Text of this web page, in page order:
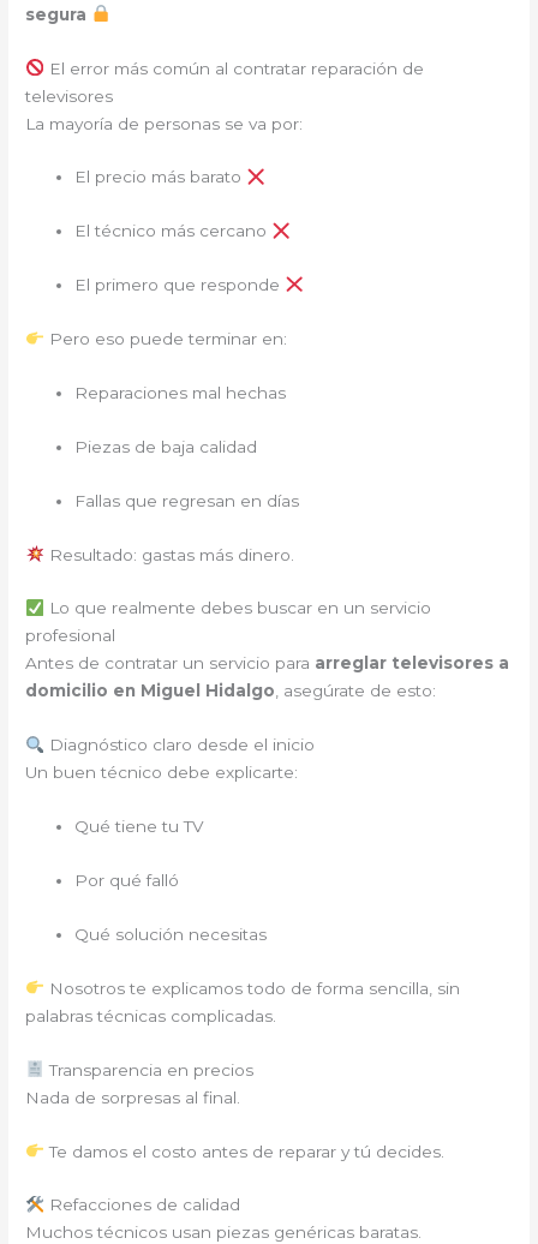
segura
El error más común al contratar reparación de
televisores
La mayoría de personas se va por:
El precio más barato
El técnico más cercano
El primero que responde
Pero eso puede terminar en:
Reparaciones mal hechas
Piezas de baja calidad
Fallas que regresan en días
Resultado: gastas más dinero.
Lo que realmente debes buscar en un servicio
profesional
Antes de contratar un servicio para arreglar televisores a
domicilio en Miguel Hidalgo, asegúrate de esto:
Diagnóstico claro desde el inicio
Un buen técnico debe explicarte:
Qué tiene tu TV
Por qué falló
Qué solución necesitas
Nosotros te explicamos todo de forma sencilla, sin
palabras técnicas complicadas.
Transparencia en precios
Nada de sorpresas al final.
Te damos el costo antes de reparar y tú decides.
Refacciones de calidad
Muchos técnicos usan piezas genéricas baratas.